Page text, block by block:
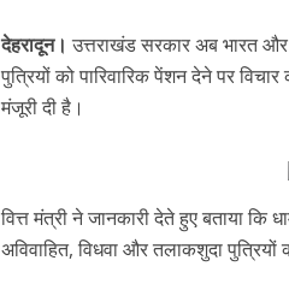
देहरादून। उत्तराखंड सरकार अब भारत और
पुत्रियों को पारिवारिक पेंशन देने पर
मंजूरी दी है।
वित्त मंत्री ने जानकारी देते हुए बताया कि
अविवाहित, विधवा और तलाकशुदा पुत्रियों